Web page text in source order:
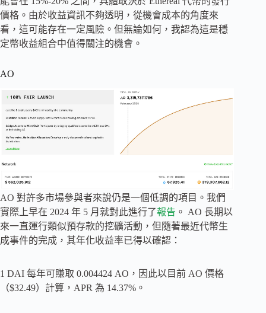
價格。由於收益資訊不夠透明，從機會成本的角度來
看，這可能存在一定風險。但無論如何，我認為這是穩
定幣收益組合中值得關注的機會。
AO
AO 對許多市場參與者來說仍是一個低調的項目。我們
實際上早在 2024 年 5 月就對此進行了報告 。 AO 長期以
來一直運行類似預存款的挖礦活動，但隨著最近代幣生
成事件的完成，其年化收益率已得以確認：
1 DAI 每年可賺取 0.004424 AO，因此以目前 AO 價格
（$32.49）計算，APR 為 14.37%。